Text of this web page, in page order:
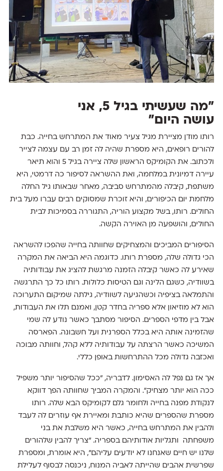
״מה שעשיתי בגיל 5, אני
עושה היום״
רותו מודן מציירת מגיל צעיר מאוד את המתרחש בחייה. כבת
להורים רופאים, היא מספרת שהיה לה זמן רב עם עצמה לצייר
ולכתוב. את הקומיקס הראשון שלה ציירה בגיל 5 והוא תיאר
עיירה דמיונית במלחמה, ואת ההשראה לסיפור כה דרמטי, היא
משתפת, קיבלה מהמתרחש סביבה, מאחר שבאותו גיל החלה
מלחמת יום הכיפורים, והיא זוכרת שמסוקים רבים עברו מעל בית
החולים. רותו, בשל מקצוע הוריה, התגוררה בסמיכות לבית
החולים, והושפעה מן האוירה הקשה.
הסיפורים המביכים והמצחיקים שחוותה בחייה שהפכו להשראה
הכי גדולה שלה, מספרת רותו. כדוגמה היא הביאה את המקרה
שאירע לה כאשר קיבלה הזמנה מרגשת להציג את עבודותיה
בשוודיה, כשגם הלינה וגם הטיסות כלולות. רותו כל כך התרגשה
והתמלאה בציפיה וכשהגיעה לשוודיה, גילתה שמיקום התערוכה
הוא לא מוזיאון אלא ספריה בחדר קטן, ואמנם תלו את העבודות,
אבל בין מדפי הספרים. הסיפור מסתבך כאשר נודע לה שמי
שהזמינה אותה היא בכלל הספרנית ועל חשבונה. הפארסה
המשיכה כאשר הרצתה על עבודותיה ללא קהל, וחוותה מבוכה
ואכזבה גדולה מכל ההתרחשות באופן כללי.
אך אז גם נפל לה האסימון. לדבריה, ״ככל שהסיפור יותר משפיל
ככה הוא יותר מצחיק״. והמקרה המביך שחוותה הפך דווקא
לנקודת מפנה בחייה ולחומר גלם לקומיקס הבא שלה. רותו
מספרת שהספרים שהיא כותבת ומאיירת אף עוזרים לה לעבד
ולהבין את המתרחש בחייה, כאשר היא משלבת את בני
משפחתה ותגליות אודותיהם בספריה. ״צריך להבין שלהורים
שלנו יש חיים שאנחנו לא יודעים עליהם״, היא אומרת, ומספרת
שפרשית אהבים שהייתה לאביה המנוח, ניכנסה לבסוף לעלילת